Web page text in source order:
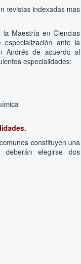
revistas indexadas mas
la Maestría en Ciencias
ante la
Andrés de acuerdo al
especialidades:
constituyen una
elegirse dos